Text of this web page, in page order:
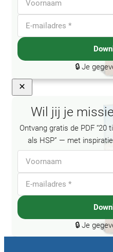
🔒 Je
Wil jij je
Ontvang gratis de PDF
als HSP” — met
🔒 Je